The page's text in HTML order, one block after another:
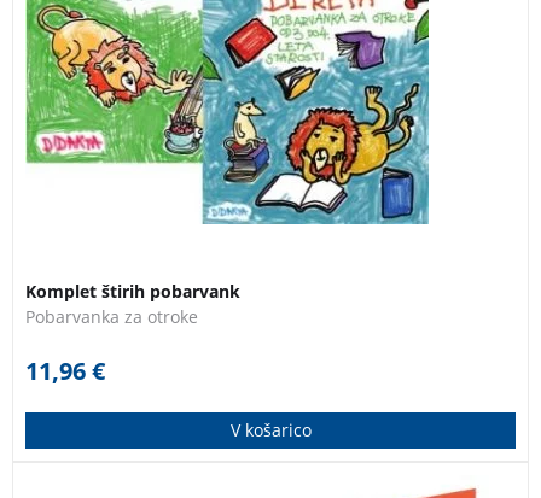
Komplet štirih pobarvank
Pobarvanka za otroke
11,96€
V košarico